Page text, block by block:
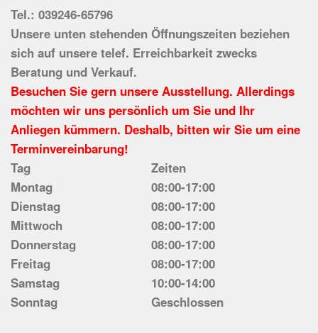
Tel.: 039246-65796
Unsere unten stehenden Öffnungszeiten beziehen
sich auf unsere telef. Erreichbarkeit zwecks
Beratung und Verkauf.
Besuchen Sie gern unsere Ausstellung. Allerdings
möchten wir uns persönlich um Sie und Ihr
Anliegen kümmern. Deshalb, bitten wir Sie um eine
Terminvereinbarung!
Tag
Zeiten
Montag
08:00-17:00
Dienstag
08:00-17:00
Mittwoch
08:00-17:00
Donnerstag
08:00-17:00
Freitag
08:00-17:00
Samstag
10:00-14:00
Sonntag
Geschlossen